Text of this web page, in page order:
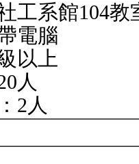
工系館104
電腦
以上
人
2人